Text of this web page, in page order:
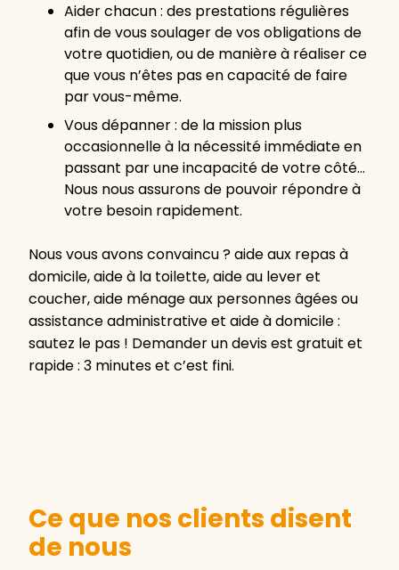
Aider chacun : des prestations régulières
afin de vous soulager de vos obligations de
votre quotidien, ou de manière à réaliser ce
que vous n’êtes pas en capacité de faire
par vous-même.
Vous dépanner : de la mission plus
occasionnelle à la nécessité immédiate en
passant par une incapacité de votre côté…
Nous nous assurons de pouvoir répondre à
votre besoin rapidement.
Nous vous avons convaincu ? aide aux repas à
domicile, aide à la toilette, aide au lever et
coucher, aide ménage aux personnes âgées ou
assistance administrative et aide à domicile :
sautez le pas ! Demander un devis est gratuit et
rapide : 3 minutes et c’est fini.
Ce que nos clients disent
de nous